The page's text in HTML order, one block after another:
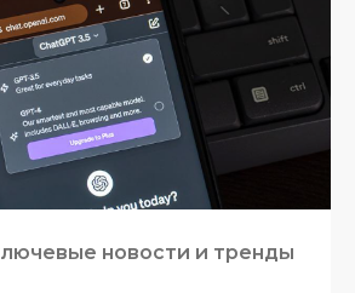
новости и тренды